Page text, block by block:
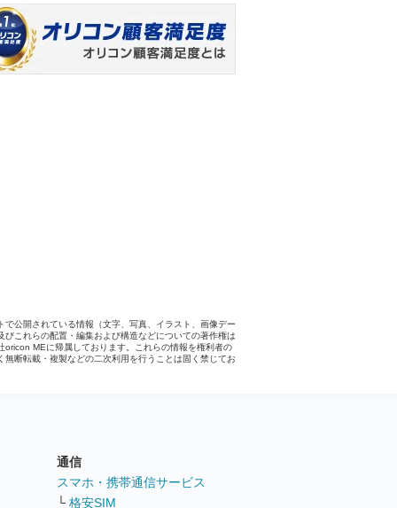
で公開されている情報（文字、写真、イラスト、画像デー
びこれらの配置・編集および構造などについての著作権は
oricon MEに帰属しております。これらの情報を権利者の
無断転載・複製などの二次利用を行うことは固く禁じてお
通信
スマホ・携帯通信サービス
└ 格安SIM